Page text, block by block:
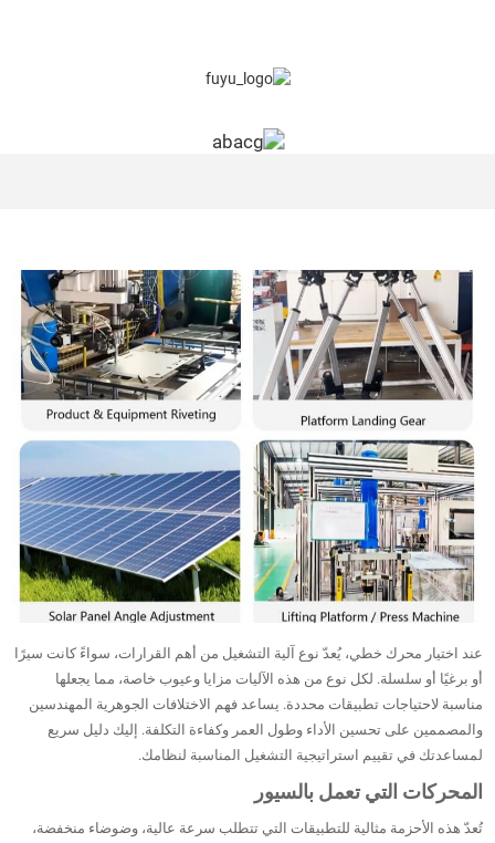
عند اختيار محرك خطي، يُعدّ نوع آلية التشغيل من أهم القرارات، سواءً كانت سيرًا
أو برغيًا أو سلسلة. لكل نوع من هذه الآليات مزايا وعيوب خاصة، مما يجعلها
مناسبة لاحتياجات تطبيقات محددة. يساعد فهم الاختلافات الجوهرية المهندسين
والمصممين على تحسين الأداء وطول العمر وكفاءة التكلفة. إليك دليل سريع
لمساعدتك في تقييم استراتيجية التشغيل المناسبة لنظامك.
المحركات التي تعمل بالسيور
تُعدّ هذه الأحزمة مثالية للتطبيقات التي تتطلب سرعة عالية، وضوضاء منخفضة،